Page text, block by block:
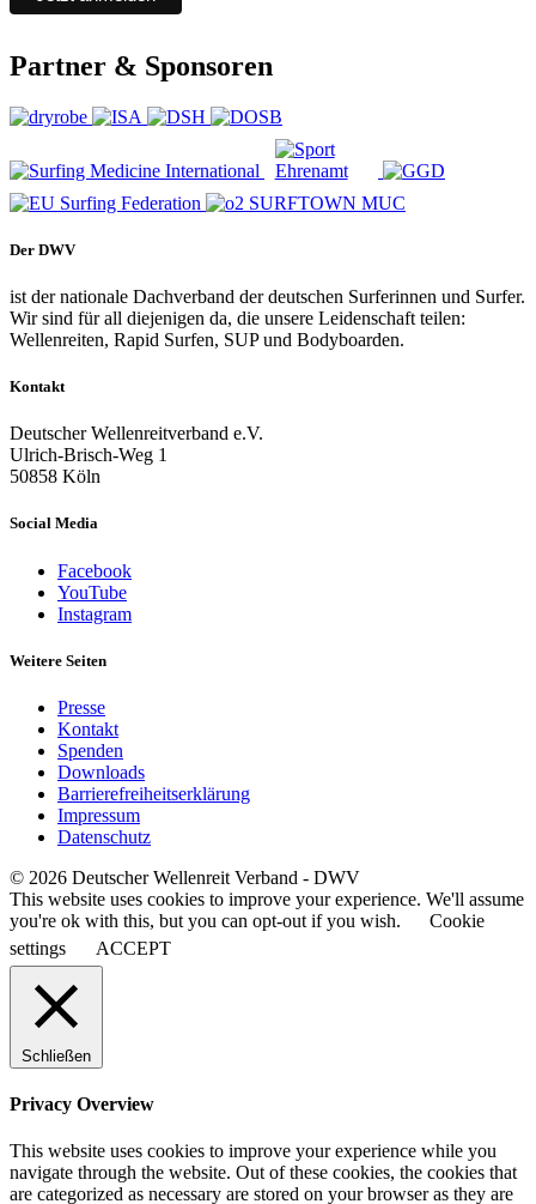
Partner & Sponsoren
Der DWV
ist der nationale Dachverband der deutschen Surferinnen und Surfer.
Wir sind für all diejenigen da, die unsere Leidenschaft teilen:
Wellenreiten, Rapid Surfen, SUP und Bodyboarden.
Kontakt
Deutscher Wellenreitverband e.V.
Ulrich-Brisch-Weg 1
50858 Köln
Social Media
Facebook
YouTube
Instagram
Weitere Seiten
Presse
Kontakt
Spenden
Downloads
Barrierefreiheitserklärung
Impressum
Datenschutz
© 2026 Deutscher Wellenreit Verband - DWV
This website uses cookies to improve your experience. We'll assume
you're ok with this, but you can opt-out if you wish.
Cookie
settings
ACCEPT
Schließen
Privacy Overview
This website uses cookies to improve your experience while you
navigate through the website. Out of these cookies, the cookies that
are categorized as necessary are stored on your browser as they are